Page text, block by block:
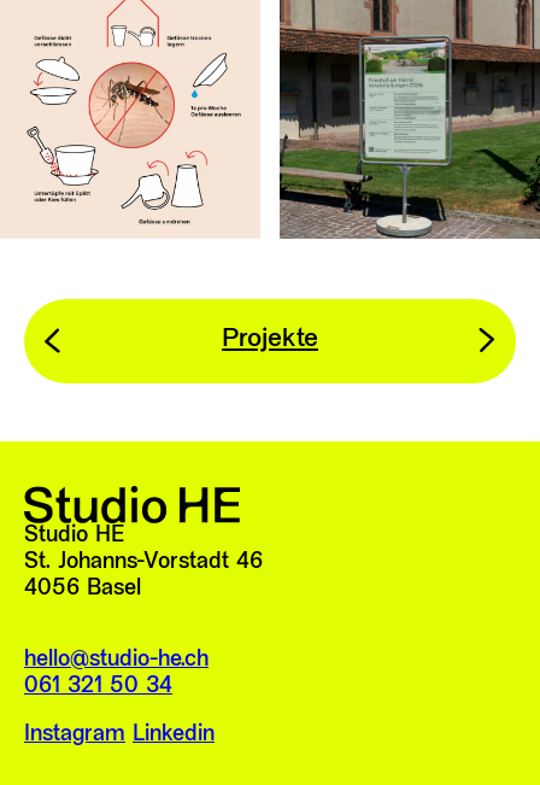
Projekte
Studio HE
St. Johanns-Vorstadt 46
4056 Basel
hello@studio-he.ch
061 321 50 34
Instagram Linkedin